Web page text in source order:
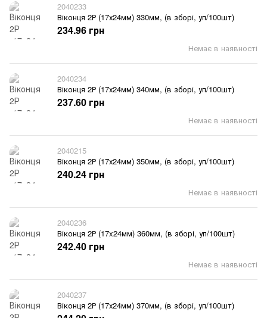
2040233
Віконця 2Р (17х24мм) 330мм, (в зборі, уп/100шт)
Немає в наявності
234.96 грн
2040234
Віконця 2Р (17х24мм) 340мм, (в зборі, уп/100шт)
Немає в наявності
237.60 грн
2040215
Віконця 2Р (17х24мм) 350мм, (в зборі, уп/100шт)
Немає в наявності
240.24 грн
2040236
Віконця 2Р (17x24мм) 360мм, (в зборі, уп/100шт)
Немає в наявності
242.40 грн
2040237
Віконця 2Р (17х24мм) 370мм, (в зборі, уп/100шт)